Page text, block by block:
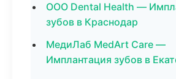
ООО Dental Health —
зубов в Краснодар
МедиЛаб MedArt Care —
Имплантация зубов в